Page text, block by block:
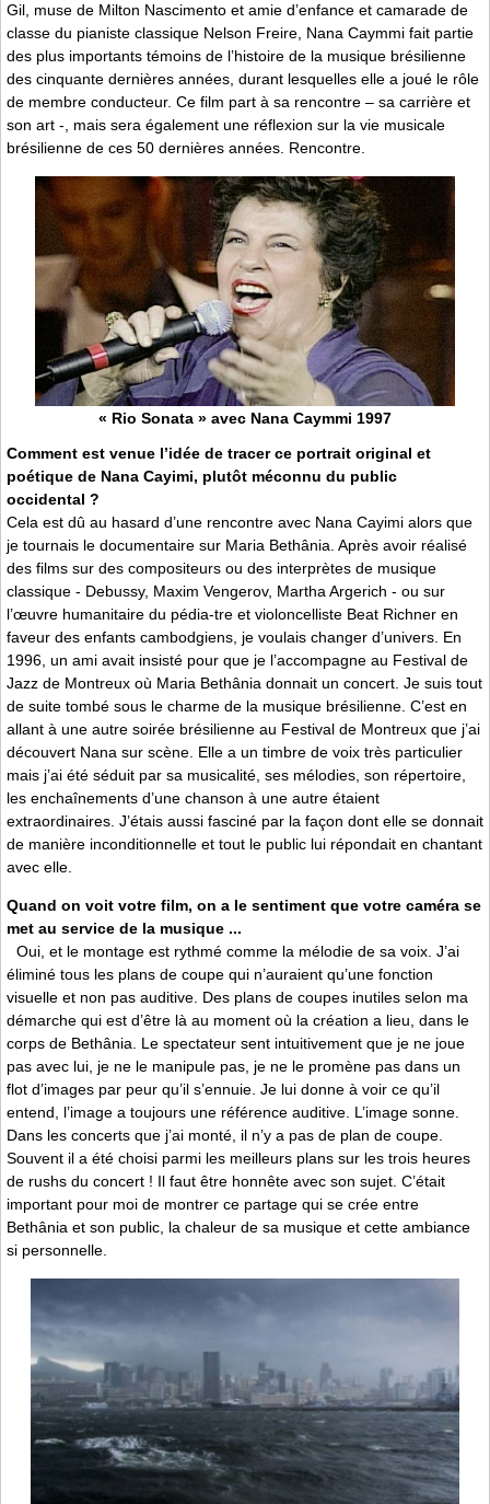
Gil, muse de Milton Nascimento et amie d’enfance et camarade de
classe du pianiste classique Nelson Freire, Nana Caymmi fait partie
des plus importants témoins de l’histoire de la musique brésilienne
des cinquante dernières années, durant lesquelles elle a joué le rôle
de membre conducteur. Ce film part à sa rencontre – sa carrière et
son art -, mais sera également une réflexion sur la vie musicale
brésilienne de ces 50 dernières années. Rencontre.
« Rio Sonata » avec Nana Caymmi 1997
Comment est venue l’idée de tracer ce portrait original et
poétique de Nana Cayimi, plutôt méconnu du public
occidental ?
Cela est dû au hasard d’une rencontre avec Nana Cayimi alors que
je tournais le documentaire sur Maria Bethânia. Après avoir réalisé
des films sur des compositeurs ou des interprètes de musique
classique - Debussy, Maxim Vengerov, Martha Argerich - ou sur
l’œuvre humanitaire du pédia-tre et violoncelliste Beat Richner en
faveur des enfants cambodgiens, je voulais changer d’univers. En
1996, un ami avait insisté pour que je l’accompagne au Festival de
Jazz de Montreux où Maria Bethânia donnait un concert. Je suis tout
de suite tombé sous le charme de la musique brésilienne. C’est en
allant à une autre soirée brésilienne au Festival de Montreux que j’ai
découvert Nana sur scène. Elle a un timbre de voix très particulier
mais j’ai été séduit par sa musicalité, ses mélodies, son répertoire,
les enchaînements d’une chanson à une autre étaient
extraordinaires. J’étais aussi fasciné par la façon dont elle se donnait
de manière inconditionnelle et tout le public lui répondait en chantant
avec elle.
Quand on voit votre film, on a le sentiment que votre caméra se
met au service de la musique ...
Oui, et le montage est rythmé comme la mélodie de sa voix. J’ai
éliminé tous les plans de coupe qui n’auraient qu’une fonction
visuelle et non pas auditive. Des plans de coupes inutiles selon ma
démarche qui est d’être là au moment où la création a lieu, dans le
corps de Bethânia. Le spectateur sent intuitivement que je ne joue
pas avec lui, je ne le manipule pas, je ne le promène pas dans un
flot d’images par peur qu’il s’ennuie. Je lui donne à voir ce qu’il
entend, l’image a toujours une référence auditive. L’image sonne.
Dans les concerts que j’ai monté, il n’y a pas de plan de coupe.
Souvent il a été choisi parmi les meilleurs plans sur les trois heures
de rushs du concert ! Il faut être honnête avec son sujet. C’était
important pour moi de montrer ce partage qui se crée entre
Bethânia et son public, la chaleur de sa musique et cette ambiance
si personnelle.